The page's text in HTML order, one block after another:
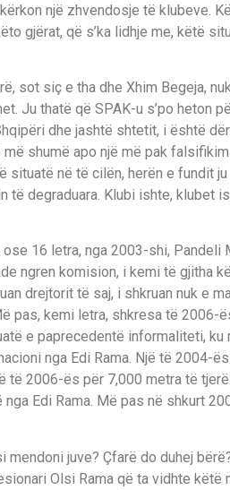
një zhvendosje të klubeve.
gjërat, që s’ka lidhje me, këtë
sot siç e tha dhe Xhim Begeja,
Ju thatë që SPAK-u s’po heton
dhe jashtë shtetit, i është
shumë apo një më pak
situatë në të cilën, herën e fundit
të degraduara. Klubi ishte, klubet
ose 16 letra, nga 2003-shi,
ngren komision, i kemi të gjitha
drejtorit të saj, i shkruan nuk e
pas, kemi letra, shkresa të 2006-
e paprecedentë informaliteti, ku
nga Edi Rama. Një të 2004-
të 2006-ës për 7,000 metra të
Edi Rama. Më pas në shkurt
mendoni juve? Çfarë do duhej
Olsi Rama që ta vidhte